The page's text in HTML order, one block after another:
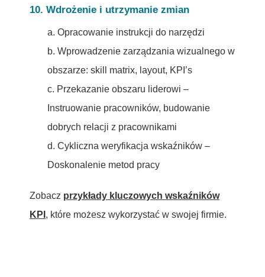
10. Wdrożenie i utrzymanie zmian
a. Opracowanie instrukcji do narzędzi
b. Wprowadzenie zarządzania wizualnego w
obszarze: skill matrix, layout, KPI’s
c. Przekazanie obszaru liderowi –
Instruowanie pracowników, budowanie
dobrych relacji z pracownikami
d. Cykliczna weryfikacja wskaźników –
Doskonalenie metod pracy
Zobacz przykłady kluczowych wskaźników
KPI , które możesz wykorzystać w swojej firmie.